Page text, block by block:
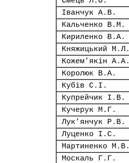
Іванчук А.В.
Кальченко В.М.
Кириленко В.А.
Княжицький М.Л.
Кожем’якін А.А.
Королюк В.А.
Кубів С.І.
Купрейчик І.В.
Кучерук М.Г.
Лук’янчук Р.В.
Луценко І.С.
Мартиненко М.В.
Москаль Г.Г.